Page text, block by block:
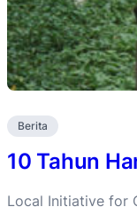
Berita
10 Tahun
Local Initiative for